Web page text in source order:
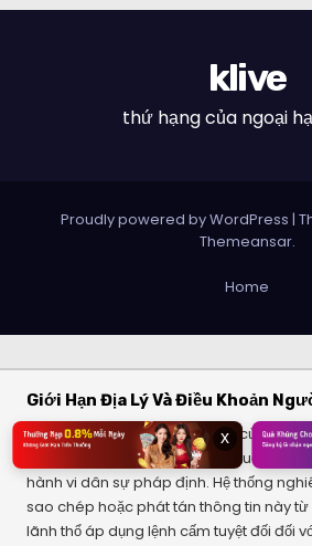
klive
thứ hạng của ngoại
Proudly powered by WordPress |
Themeansar.
Home
Giới Hạn Địa Lý Và Điều Khoản
Dịch vụ và các bộ lọc thông số của
đối tượng người dùng từ đủ 18 tuổi trở
hành vi dân sự pháp định. Hệ thống
sao chép hoặc phát tán thông tin này
lãnh thổ áp dụng lệnh cấm tuyệt đối đối
x